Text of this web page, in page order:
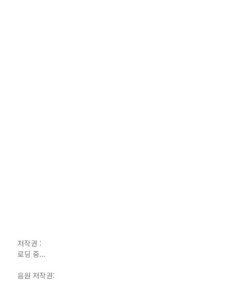
저작권 :
로딩 중...
음원 저작권: